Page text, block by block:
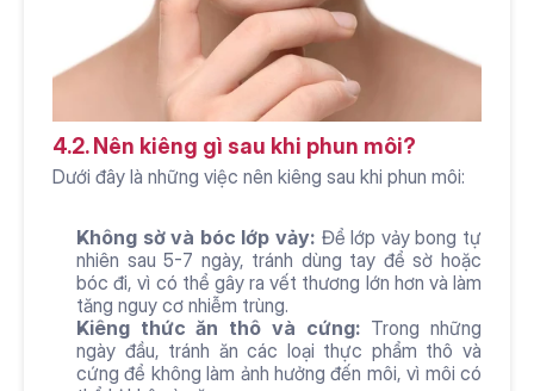
4.2. Nên kiêng gì sau khi phun môi?
Dưới đây là những việc nên kiêng sau khi phun môi:
Không sờ và bóc lớp vảy: Để lớp vảy bong tự
nhiên sau 5-7 ngày, tránh dùng tay để sờ hoặc
bóc đi, vì có thể gây ra vết thương lớn hơn và làm
tăng nguy cơ nhiễm trùng.
Kiêng thức ăn thô và cứng: Trong những
ngày đầu, tránh ăn các loại thực phẩm thô và
cứng để không làm ảnh hưởng đến môi, vì môi có